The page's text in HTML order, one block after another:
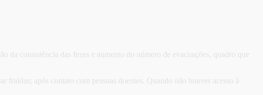
da consistência das fezes e aumento do número de evacuações, quadro que
fraldas; após contato com pessoas doentes. Quando não houver acesso à